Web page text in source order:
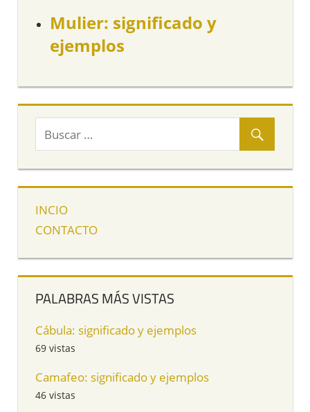
Mulier: significado y
ejemplos
INCIO
CONTACTO
PALABRAS MÁS VISTAS
Cábula: significado y ejemplos
69 vistas
Camafeo: significado y ejemplos
46 vistas